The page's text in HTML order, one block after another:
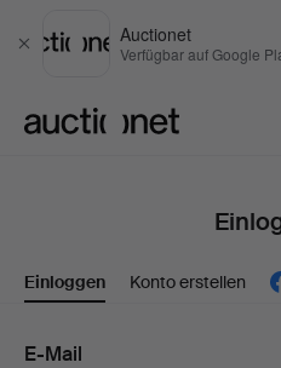
Schließen
Auctionet
Verfügbar auf Google
Einloggen Konto erstellen
E-Mail